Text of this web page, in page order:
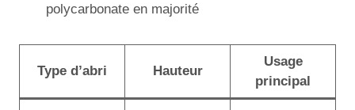
polycarbonate en majorité
Type d’abri Hauteur
Usage
principal